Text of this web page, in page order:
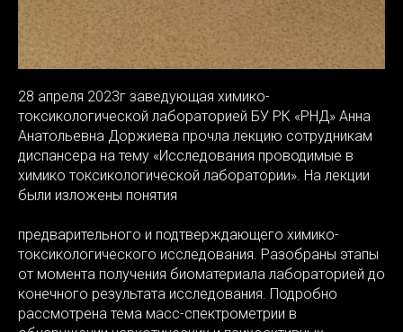
28 апреля 2023г заведующая химико-
токсикологической лабораторией БУ РК «РНД» Анна
Анатольевна Доржиева прочла лекцию сотрудникам
диспансера на тему «Исследования проводимые в
химико токсикологической лаборатории». На лекции
были изложены понятия
предварительного и подтверждающего химико-
токсикологического исследования. Разобраны этапы
от момента получения биоматериала лабораторией до
конечного результата исследования. Подробно
рассмотрена тема масс-спектрометрии в